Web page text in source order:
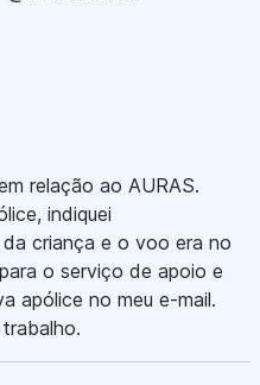
relação ao AURAS.
indiquei
criança e o voo era no
o serviço de apoio e
apólice no meu e-mail.